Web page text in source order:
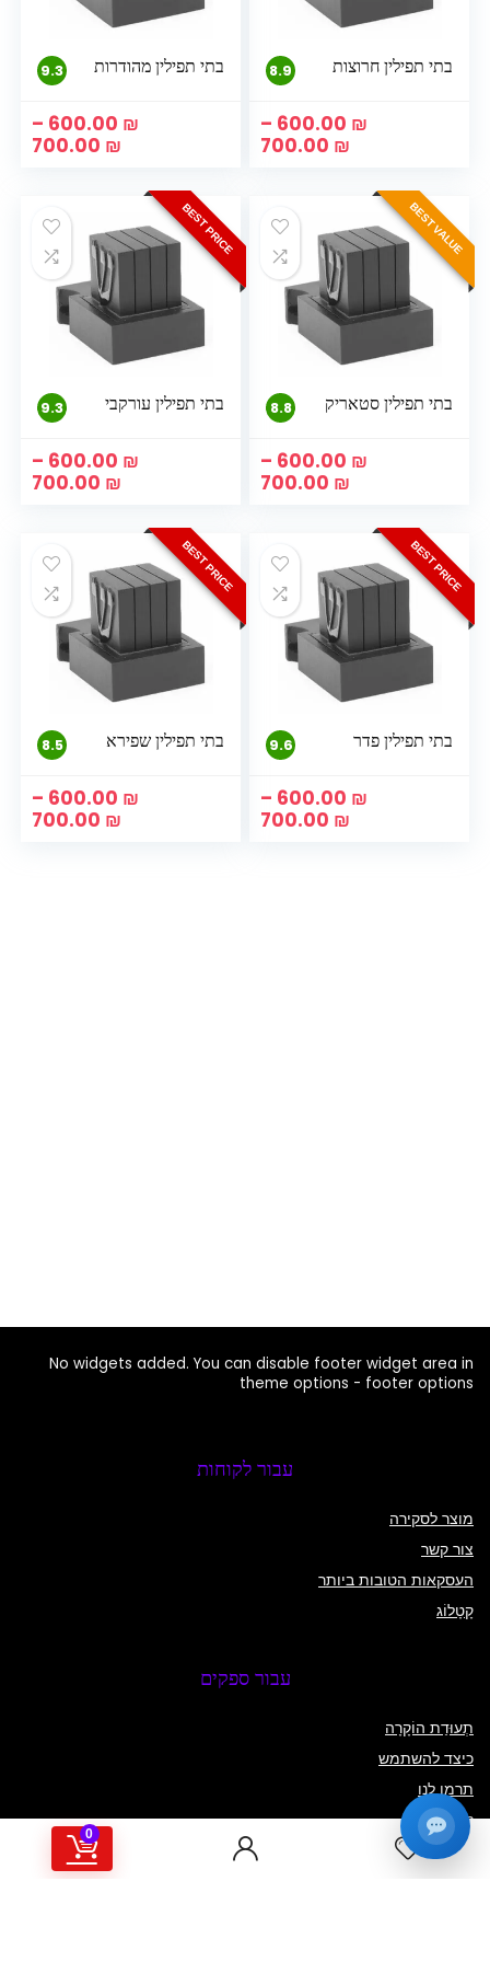
0
8.9 בתי תפילין חרוצות
600.00 ₪
–
700.00 ₪
טווח
⁦600.00 ₪⁩
9.3 בתי תפילין מהודרות
600.00 ₪
–
700.00 ₪
BEST VALUE
8.8 בתי תפילין סטאריק
600.00 ₪
–
700.00 ₪
טווח
⁦600.00 ₪⁩
BEST PRICE
9.3 בתי תפילין עורקבי
600.00 ₪
–
700.00 ₪
BEST PRICE
9.6 בתי תפילין פדר
600.00 ₪
–
700.00 ₪
טווח
BEST PRICE
8.5 בתי תפילין שפירא
600.00 ₪
–
700.00 ₪
No widgets added. You can disable footer widget area in
theme options - footer options
עבור לקוחות
מוצר לסקירה
צור קשר
העסקאות הטובות ביותר
קָטָלוֹג
עבור ספקים
תְעוּדַת הוֹקָרָה
כיצד להשתמש
תרמו לנו
קָטָלוֹג